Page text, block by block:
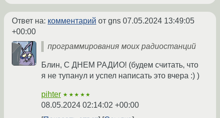
Ответ на: комментарий от gns 07.05.2024 13:49:05
+00:00
программирования моих радиостанций
Блин, С ДНЕМ РАДИО! (будем считать, что
я не тупанул и успел написать это вчера :) )
pihter ★★★★★
08.05.2024 02:14:02 +00:00